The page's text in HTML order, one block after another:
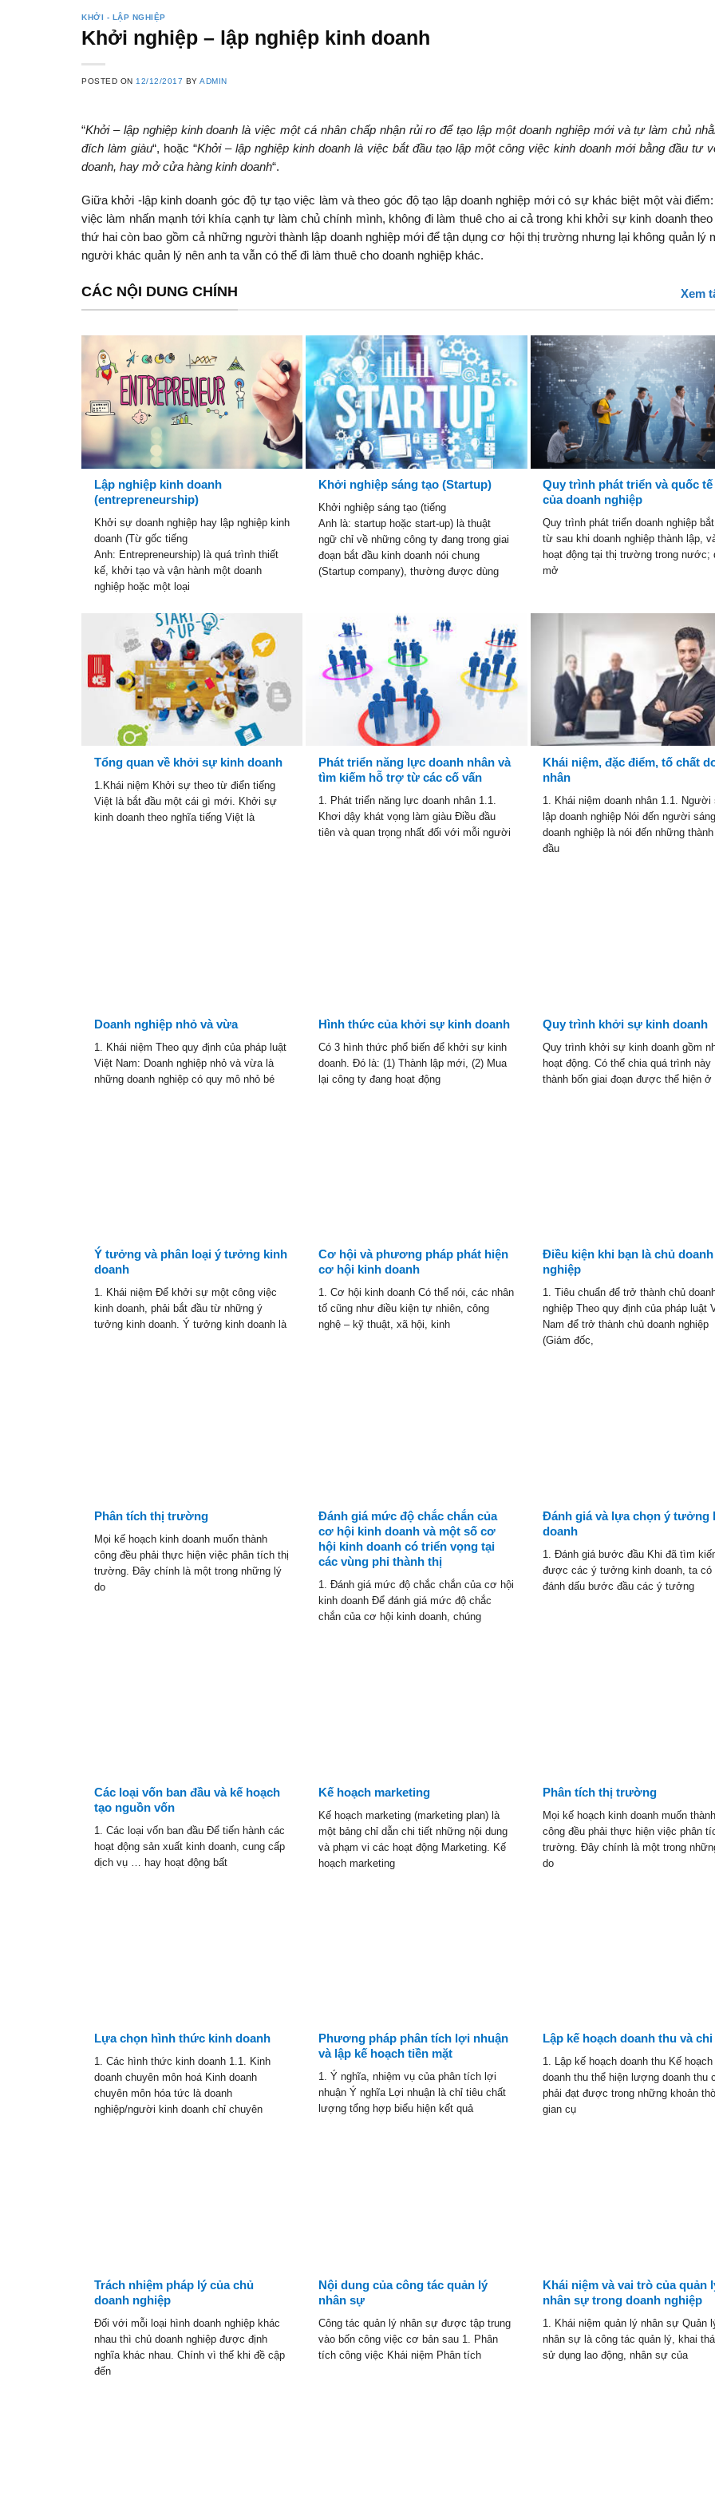
KHỞI - LẬP NGHIỆP
Khởi nghiệp – lập nghiệp kinh doanh
POSTED ON 12/12/2017 BYADMIN
“Khởi – lập nghiệp kinh doanh là việc một cá nhân chấp nhận rủi ro để tạo lập một doanh nghiệp mới và tự làm chủ
đích làm giàu“, hoặc “Khởi – lập nghiệp kinh doanh là việc bắt đầu tạo lập một công việc kinh doanh mới bằng đầu tư
doanh, hay mở cửa hàng kinh doanh“.
Giữa khởi -lập kinh doanh góc độ tự tạo việc làm và theo góc độ tạo lập doanh nghiệp mới có sự khác biệt một vài
việc làm nhấn mạnh tới khía cạnh tự làm chủ chính mình, không đi làm thuê cho ai cả trong khi khởi sự kinh doanh
thứ hai còn bao gồm cả những người thành lập doanh nghiệp mới để tận dụng cơ hội thị trường nhưng lại không quản lý
người khác quản lý nên anh ta vẫn có thể đi làm thuê cho doanh nghiệp khác.
CÁC NỘI DUNG CHÍNH Xem
Lập nghiệp kinh doanh
(entrepreneurship)
Khởi sự doanh nghiệp hay lập nghiệp kinh
doanh (Từ gốc tiếng
Anh: Entrepreneurship) là quá trình thiết
kế, khởi tạo và vận hành một doanh
nghiệp hoặc một loại
Khởi nghiệp sáng tạo (Startup)
Khởi nghiệp sáng tạo (tiếng
Anh là: startup hoặc start-up) là thuật
ngữ chỉ về những công ty đang trong giai
đoạn bắt đầu kinh doanh nói chung
(Startup company), thường được dùng
Quy trình phát triển và quốc tế
của doanh nghiệp
Quy trình phát triển doanh nghiệp
từ sau khi doanh nghiệp thành lập,
hoạt động tại thị trường trong nước;
mở
Tổng quan về khởi sự kinh doanh
1.Khái niệm Khởi sự theo từ điển tiếng
Việt là bắt đầu một cái gì mới. Khởi sự
kinh doanh theo nghĩa tiếng Việt là
Phát triển năng lực doanh nhân và
tìm kiếm hỗ trợ từ các cố vấn
1. Phát triển năng lực doanh nhân 1.1.
Khơi dậy khát vọng làm giàu Điều đầu
tiên và quan trọng nhất đối với mỗi người
Khái niệm, đặc điểm, tố chất
nhân
1. Khái niệm doanh nhân 1.1. Người
lập doanh nghiệp Nói đến người
doanh nghiệp là nói đến những
đầu
Doanh nghiệp nhỏ và vừa
1. Khái niệm Theo quy định của pháp luật
Việt Nam: Doanh nghiệp nhỏ và vừa là
những doanh nghiệp có quy mô nhỏ bé
Hình thức của khởi sự kinh doanh
Có 3 hình thức phổ biến để khởi sự kinh
doanh. Đó là: (1) Thành lập mới, (2) Mua
lại công ty đang hoạt động
Quy trình khởi sự kinh doanh
Quy trình khởi sự kinh doanh gồm
hoạt động. Có thể chia quá trình này
thành bốn giai đoạn được thể hiện ở
Ý tưởng và phân loại ý tưởng kinh
doanh
1. Khái niệm Để khởi sự một công việc
kinh doanh, phải bắt đầu từ những ý
tưởng kinh doanh. Ý tưởng kinh doanh là
Cơ hội và phương pháp phát hiện
cơ hội kinh doanh
1. Cơ hội kinh doanh Có thể nói, các nhân
tố cũng như điều kiện tự nhiên, công
nghệ – kỹ thuật, xã hội, kinh
Điều kiện khi bạn là chủ doanh
nghiệp
1. Tiêu chuẩn để trở thành chủ
nghiệp Theo quy định của pháp luật
Nam để trở thành chủ doanh nghiệp
(Giám đốc,
Phân tích thị trường
Mọi kế hoạch kinh doanh muốn thành
công đều phải thực hiện việc phân tích thị
trường. Đây chính là một trong những lý
do
Đánh giá mức độ chắc chắn của
cơ hội kinh doanh và một số cơ
hội kinh doanh có triển vọng tại
các vùng phi thành thị
1. Đánh giá mức độ chắc chắn của cơ hội
kinh doanh Để đánh giá mức độ chắc
chắn của cơ hội kinh doanh, chúng
Đánh giá và lựa chọn ý tưởng
doanh
1. Đánh giá bước đầu Khi đã tìm
được các ý tưởng kinh doanh, ta có
đánh dấu bước đầu các ý tưởng
Các loại vốn ban đầu và kế hoạch
tạo nguồn vốn
1. Các loại vốn ban đầu Để tiến hành các
hoạt động sản xuất kinh doanh, cung cấp
dịch vụ … hay hoạt động bất
Kế hoạch marketing
Kế hoạch marketing (marketing plan) là
một bảng chỉ dẫn chi tiết những nội dung
và phạm vi các hoạt động Marketing. Kế
hoạch marketing
Phân tích thị trường
Mọi kế hoạch kinh doanh muốn thành
công đều phải thực hiện việc phân
trường. Đây chính là một trong
do
Lựa chọn hình thức kinh doanh
1. Các hình thức kinh doanh 1.1. Kinh
doanh chuyên môn hoá Kinh doanh
chuyên môn hóa tức là doanh
nghiệp/người kinh doanh chỉ chuyên
Phương pháp phân tích lợi nhuận
và lập kế hoạch tiền mặt
1. Ý nghĩa, nhiệm vụ của phân tích lợi
nhuận Ý nghĩa Lợi nhuận là chỉ tiêu chất
lượng tổng hợp biểu hiện kết quả
Lập kế hoạch doanh thu và
1. Lập kế hoạch doanh thu Kế hoạch
doanh thu thể hiện lượng doanh thu
phải đạt được trong những khoản
gian cụ
Trách nhiệm pháp lý của chủ
doanh nghiệp
Đối với mỗi loại hình doanh nghiệp khác
nhau thì chủ doanh nghiệp được định
nghĩa khác nhau. Chính vì thế khi đề cập
đến
Nội dung của công tác quản lý
nhân sự
Công tác quản lý nhân sự được tập trung
vào bốn công việc cơ bản sau 1. Phân
tích công việc Khái niệm Phân tích
Khái niệm và vai trò của quản
nhân sự trong doanh nghiệp
1. Khái niệm quản lý nhân sự Quản
nhân sự là công tác quản lý, khai
sử dụng lao động, nhân sự của